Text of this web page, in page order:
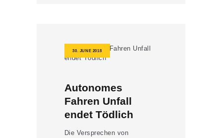
30. JUNE 2018
Autonomes
Fahren Unfall
endet Tödlich
Die Versprechen von